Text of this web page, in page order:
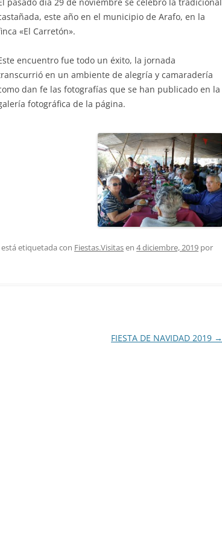
TEATRO
PASEOS LITERARIOS
HEMEROTECA – PASEOS
este año en el municipio de Arafo, en la
«El Carretón».
encuentro fue todo un éxito, la jornada
en un ambiente de alegría y camaradería
dan fe las fotografías que se han publicado en la
fotográfica de la página.
etiquetada con Fiestas.Visitasen 4 diciembre, 2019 por
FIESTA DE NAVIDAD 2019 →